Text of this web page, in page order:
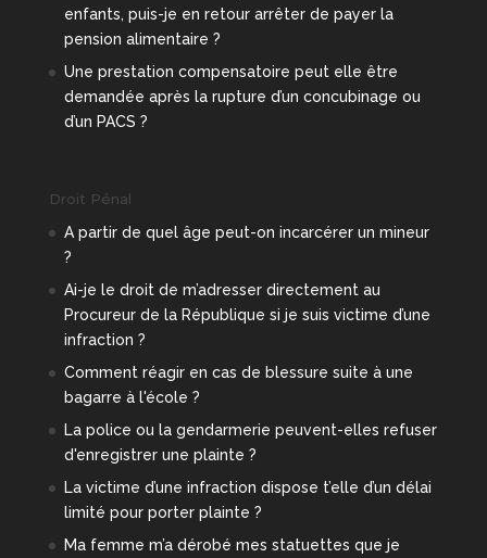
enfants, puis-je en retour arrêter de payer la
pension alimentaire ?
Une prestation compensatoire peut elle être
demandée après la rupture d’un concubinage ou
d’un PACS ?
Droit Pénal
A partir de quel âge peut-on incarcérer un mineur
?
Ai-je le droit de m’adresser directement au
Procureur de la République si je suis victime d’une
infraction ?
Comment réagir en cas de blessure suite à une
bagarre à l'école ?
La police ou la gendarmerie peuvent-elles refuser
d'enregistrer une plainte ?
La victime d’une infraction dispose t’elle d’un délai
limité pour porter plainte ?
Ma femme m’a dérobé mes statuettes que je